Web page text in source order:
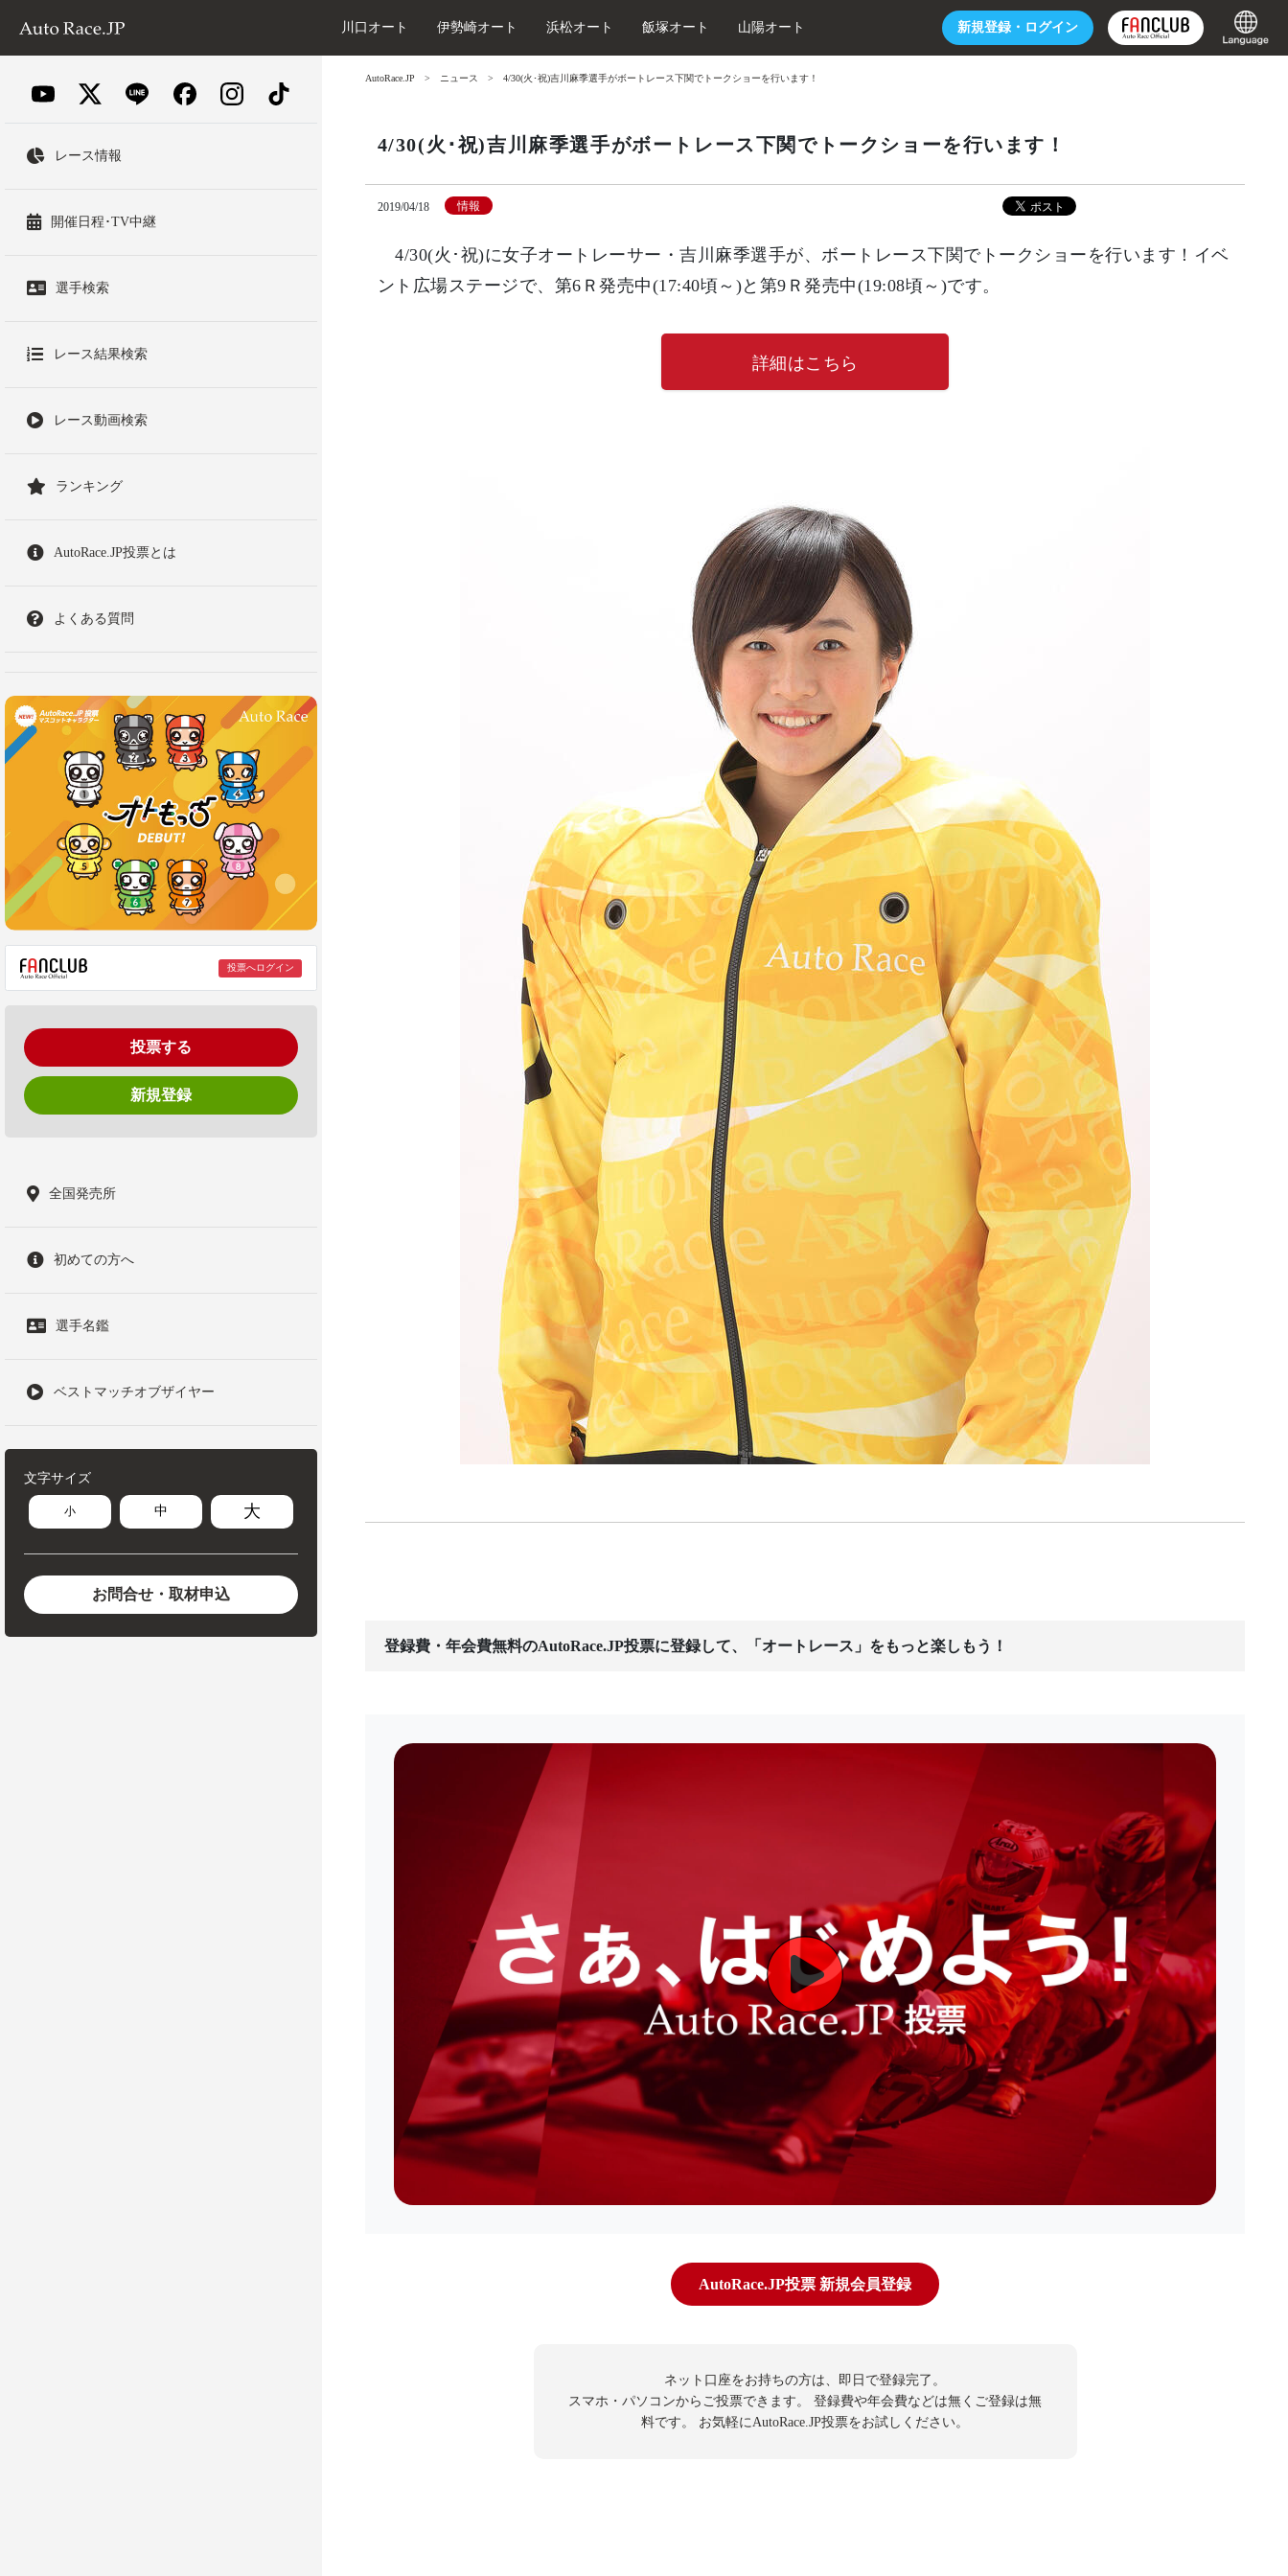
新規登録・ ログイン
川口オート 伊勢崎オート 浜松オート 飯塚オート 山陽オート
レース情報
開催日程･TV中継
選手検索
レース結果検索
レース動画検索
ランキング
AutoRace.JP投票とは
よくある質問
投票へログイン
投票する
新規登録
全国発売所
初めての方へ
選手名鑑
ベストマッチオブザイヤー
文字サイズ
小 中 大
お問合せ・取材申込
AutoRace.JP ニュース 4/30(火･祝)吉川麻季選手がボートレース下関でトークショーを行います！
4/30(火･祝)吉川麻季選手がボートレース下関でトークショーを行います！
2019/04/18 情報
4/30(火･祝)に女子オートレーサー・吉川麻季選手が、ボートレース下関でトークショーを行います！イベ
ント広場ステージで、 第6Ｒ発売中(17:40頃～)と 第9Ｒ発売中(19:08頃～)です。
詳細はこちら
登録費・年会費無料のAutoRace.JP投票に登録して、「オートレース」をもっと楽しもう！
AutoRace.JP投票 新規会員登録
ネット口座をお持ちの方は、即日で登録完了。
スマホ・パソコンからご投票できます。
登録費や年会費などは無くご登録は無
料です。
お気軽にAutoRace.JP投票をお試しください。